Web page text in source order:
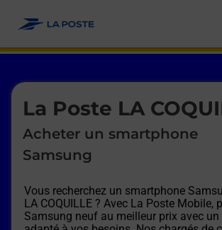
La Poste LA
Acheter un smartphone
Samsung
Vous recherchez un smartphone
LA COQUILLE ? Avec La Poste Mobile,
Samsung neuf au meilleur prix avec
Le lien s'ouvre dans un nouvel onglet